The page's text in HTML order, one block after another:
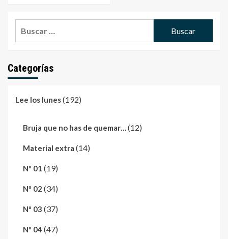
Categorías
Lee los lunes(192)
Bruja que no has de quemar…(12)
Material extra (14)
Nº 01 (19)
Nº 02 (34)
Nº 03 (37)
Nº 04 (47)